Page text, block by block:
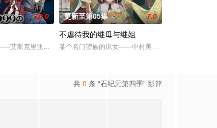
三人之间的情感发展。此外，佐野的弟弟·森，以及身为专业
10.0
艾斯克里亚。在这个世界里，人们生来就背负着等级与既定使命。战
更新至第05集 7.0
不虐待我的继母与继姐
某个名门望族的庶女——中村美冶，原本与母亲两人过
共 0 条 “石纪元第四季” 影评